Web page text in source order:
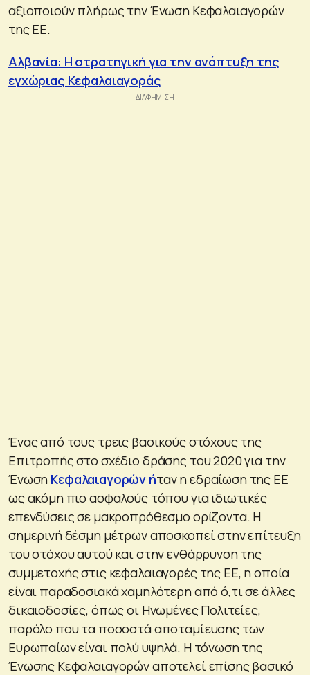
αξιοποιούν πλήρως την Ένωση Κεφαλαιαγορών
της ΕΕ.
Αλβανία: Η στρατηγική για την ανάπτυξη της
εγχώριας Κεφαλαιαγοράς
Ένας από τους τρεις βασικούς στόχους της
Επιτροπής στο σχέδιο δράσης του 2020 για την
Ένωση Κεφαλαιαγορών ήταν η εδραίωση της ΕΕ
ως ακόμη πιο ασφαλούς τόπου για ιδιωτικές
επενδύσεις σε μακροπρόθεσμο ορίζοντα. Η
σημερινή δέσμη μέτρων αποσκοπεί στην επίτευξη
του στόχου αυτού και στην ενθάρρυνση της
συμμετοχής στις κεφαλαιαγορές της ΕΕ, η οποία
είναι παραδοσιακά χαμηλότερη από ό,τι σε άλλες
δικαιοδοσίες, όπως οι Ηνωμένες Πολιτείες,
παρόλο που τα ποσοστά αποταμίευσης των
Ευρωπαίων είναι πολύ υψηλά. Η τόνωση της
Ένωσης Κεφαλαιαγορών αποτελεί επίσης βασικό